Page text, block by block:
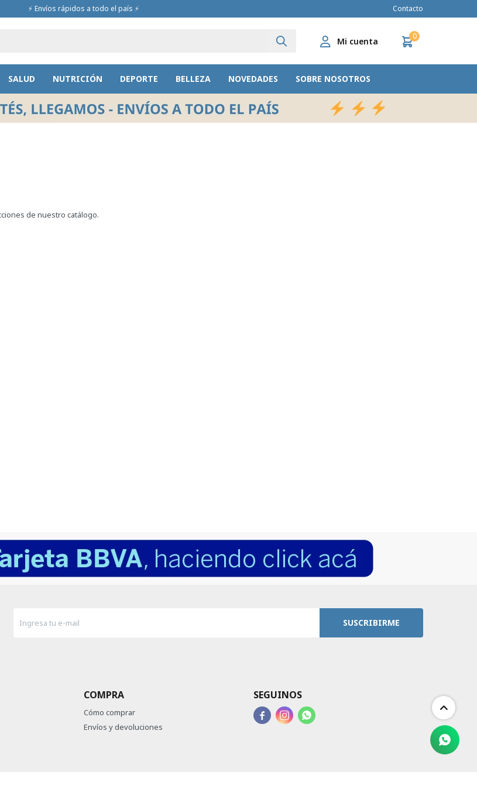
SALUD NUTRICIÓN DEPORTE BELLEZA NOVEDADES SOBRE NOSOTROS
0
⚡ Envíos rápidos a todo el país ⚡ Contacto
de nuestro catálogo.
SUSCRIBIRME
COMPRA
Cómo comprar
Envíos y devoluciones
SEGUINOS
  